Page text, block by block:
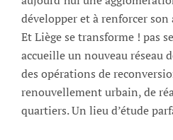
développer et à renforcer
Et Liège se transforme ! pas
accueille un nouveau réseau
des opérations de
renouvellement urbain, de
quartiers. Un lieu d’étude